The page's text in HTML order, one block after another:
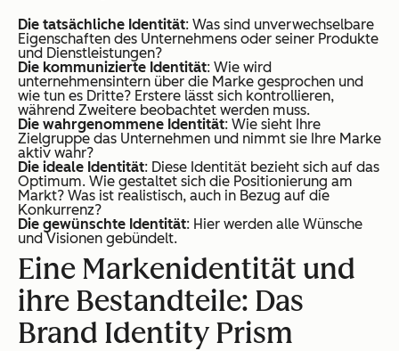
Die tatsächliche Identität: Was sind unverwechselbare
Eigenschaften des Unternehmens oder seiner Produkte
und Dienstleistungen?
Die kommunizierte Identität: Wie wird
unternehmensintern über die Marke gesprochen und
wie tun es Dritte? Erstere lässt sich kontrollieren,
während Zweitere beobachtet werden muss.
Die wahrgenommene Identität: Wie sieht Ihre
Zielgruppe das Unternehmen und nimmt sie Ihre Marke
aktiv wahr?
Die ideale Identität: Diese Identität bezieht sich auf das
Optimum. Wie gestaltet sich die Positionierung am
Markt? Was ist realistisch, auch in Bezug auf die
Konkurrenz?
Die gewünschte Identität: Hier werden alle Wünsche
und Visionen gebündelt.
Eine Markenidentität und
ihre Bestandteile: Das
Brand Identity Prism